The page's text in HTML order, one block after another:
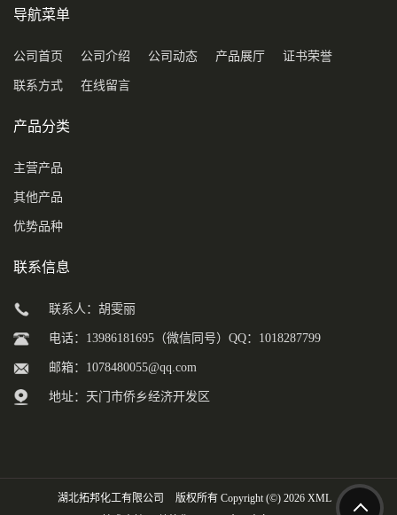
导航菜单
公司首页 公司介绍 公司动态 产品展厅 证书荣誉
联系方式 在线留言
产品分类
主营产品
其他产品
优势品种
联系信息
联系人：胡雯丽
电话：13986181695（微信同号）QQ：1018287799
邮箱： 1078480055@qq.com
地址：天门市侨乡经济开发区
湖北拓邦化工有限公司 版权所有 Copyright (©) 2026 XML